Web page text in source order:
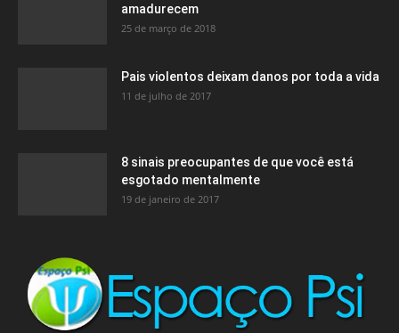
amadurecem
25 de março de 2018
Pais violentos deixam danos por toda a vida
11 de julho de 2017
8 sinais preocupantes de que você está
esgotado mentalmente
19 de janeiro de 2017